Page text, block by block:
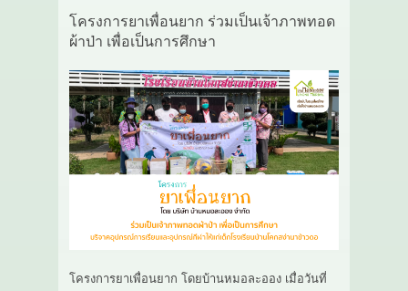
โครงการยาเพื่อนยาก ร่วมเป็นเจ้าภาพทอด
ผ้าป่า เพื่อเป็นการศึกษา
โครงการยาเพื่อนยาก โดยบ้านหมอละออง เมื่อวันที่